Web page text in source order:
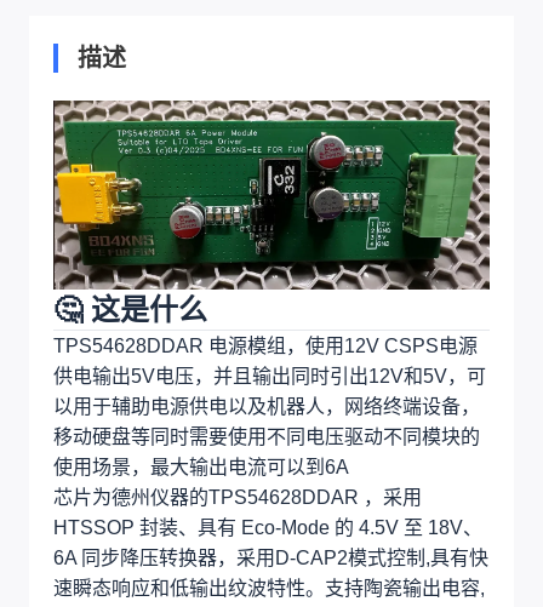
描述
🤔 这是什么
TPS54628DDAR 电源模组，使用12V CSPS电源
供电输出5V电压，并且输出同时引出12V和5V，可
以用于辅助电源供电以及机器人，网络终端设备，
移动硬盘等同时需要使用不同电压驱动不同模块的
使用场景，最大输出电流可以到6A
芯片为德州仪器的TPS54628DDAR ，采用
HTSSOP 封装、具有 Eco-Mode 的 4.5V 至 18V、
6A 同步降压转换器，采用D-CAP2模式控制,具有快
速瞬态响应和低输出纹波特性。支持陶瓷输出电容,